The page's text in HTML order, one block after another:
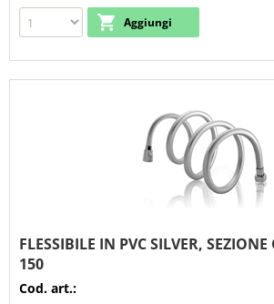
FLESSIBILE IN PVC SILVER,
150
Cod. art.: